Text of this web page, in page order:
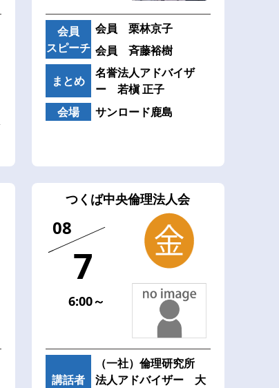
会員
スピーチ
会員 栗林京子
会員 斉藤裕樹
まとめ
名誉法人アドバイザ
ー 若槇 正子
会場
サンロード鹿島
つくば中央倫理法人会
08
7
6:00～
講話者
（一社）倫理研究所
法人アドバイザー 大